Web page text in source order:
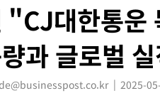
대한통운
과 글로벌
2025-